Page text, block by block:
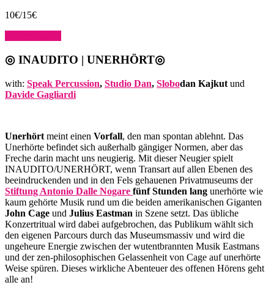
10€/15€
◎ INAUDITO | UNERHÖRT◎
with: Speak Percussion, Studio Dan, Slobodan Kajkut und
Davide Gagliardi
Unerhört meint einen Vorfall, den man spontan ablehnt. Das
Unerhörte befindet sich außerhalb gängiger Normen, aber das
Freche darin macht uns neugierig. Mit dieser Neugier spielt
INAUDITO/UNERHÖRT, wenn Transart auf allen Ebenen des
beeindruckenden und in den Fels gehauenen Privatmuseums der
Stiftung Antonio Dalle Nogare fünf Stunden lang unerhörte wie
kaum gehörte Musik rund um die beiden amerikanischen Giganten
John Cage und Julius Eastman in Szene setzt. Das übliche
Konzertritual wird dabei aufgebrochen, das Publikum wählt sich
den eigenen Parcours durch das Museumsmassiv und wird die
ungeheure Energie zwischen der wutentbrannten Musik Eastmans
und der zen-philosophischen Gelassenheit von Cage auf unerhörte
Weise spüren. Dieses wirkliche Abenteuer des offenen Hörens geht
alle an!